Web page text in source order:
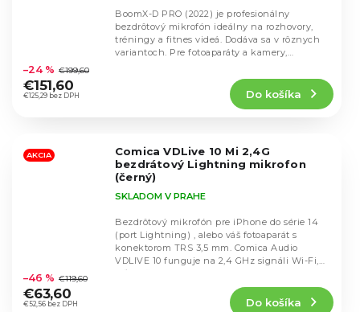
hodnotenie
produktu
je
hviezdičiek.
€125,29 bez DPH
–24 % €199,60
€151,60
Do košíka
BoomX-D PRO (2022) je profesionálny
bezdrôtový mikrofón ideálny na rozhovory,
tréningy a fitnes videá. Dodáva sa v rôznych
variantoch. Pre fotoaparáty a kamery,
AKCIA
Comica VDLive 10 Mi 2,4G
bezdrátový Lightning mikrofon
(černý)
hodnotenie
produktu
je
SKLADOM V PRAHE
€52,56 bez DPH
–46 % €119,60
€63,60
Do košíka
Bezdrôtový mikrofón pre iPhone do série 14
(port Lightning) , alebo váš fotoaparát s
konektorom TRS 3,5 mm. Comica Audio
VDLIVE 10 funguje na 2,4 GHz signáli Wi-Fi,
vďaka čomu...